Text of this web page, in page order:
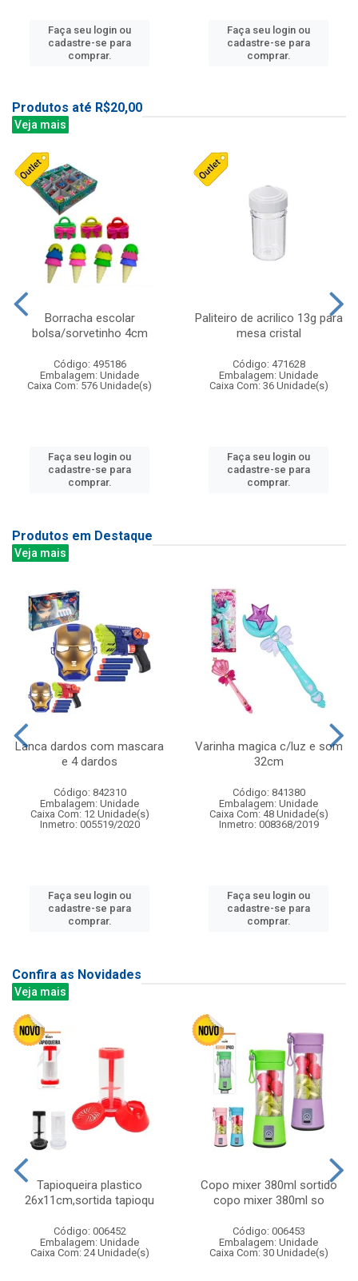
Faça seu login ou
cadastre-se para
comprar.
Faça seu login ou
cadastre-se para
comprar.
Produtos até R$20,00
Veja mais
Borracha escolar
bolsa/sorvetinho 4cm
Código: 495186
Embalagem: Unidade
Caixa Com: 576 Unidade(s)
Faça seu login ou
cadastre-se para
comprar.
Paliteiro de acrilico 13g para
mesa cristal
Código: 471628
Embalagem: Unidade
Caixa Com: 36 Unidade(s)
Faça seu login ou
cadastre-se para
comprar.
Produtos em Destaque
Veja mais
Lanca dardos com mascara
e 4 dardos
Código: 842310
Embalagem: Unidade
Caixa Com: 12 Unidade(s)
Inmetro: 005519/2020
Faça seu login ou
cadastre-se para
comprar.
Varinha magica c/luz e som
32cm
Código: 841380
Embalagem: Unidade
Caixa Com: 48 Unidade(s)
Inmetro: 008368/2019
Faça seu login ou
cadastre-se para
comprar.
Confira as Novidades
Veja mais
Tapioqueira plastico
26x11cm,sortida tapioqu
Código: 006452
Embalagem: Unidade
Caixa Com: 24 Unidade(s)
Copo mixer 380ml sortido
copo mixer 380ml so
Código: 006453
Embalagem: Unidade
Caixa Com: 30 Unidade(s)